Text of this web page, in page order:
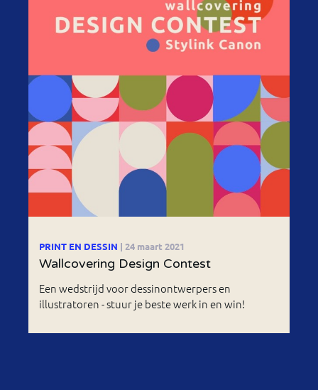
PRINT EN DESSIN | 24 maart 2021
Wallcovering Design Contest
Een wedstrijd voor dessinontwerpers en
illustratoren - stuur je beste werk in en win!